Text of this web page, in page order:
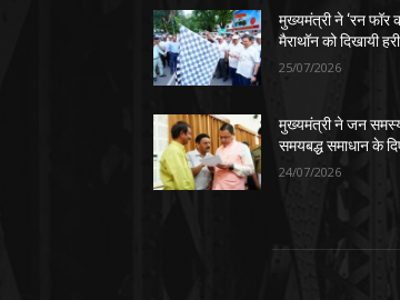
मुख्यमंत्री ने ‘रन फॉर
मैराथॉन को दिखायी
25/07/2026
मुख्यमंत्री ने जन
समयबद्ध समाधान के
24/07/2026